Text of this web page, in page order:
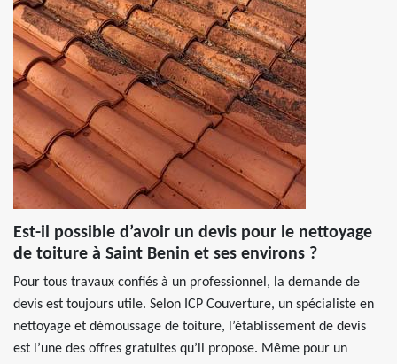
Est-il possible d’avoir un devis pour le nettoyage
de toiture à Saint Benin et ses environs ?
Pour tous travaux confiés à un professionnel, la demande de
devis est toujours utile. Selon ICP Couverture, un spécialiste en
nettoyage et démoussage de toiture, l’établissement de devis
est l’une des offres gratuites qu’il propose. Même pour un